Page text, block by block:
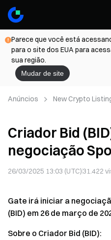
Parece que você está
para o site dos EUA para
sua região.
Mudar de site
Anúncios New Crypto
Criador Bid
negociação
26/03/2025 13:03 (UTC)31.422
Gate irá iniciar a
(BID) em 26 de março de
Sobre o Criador Bid (BID):